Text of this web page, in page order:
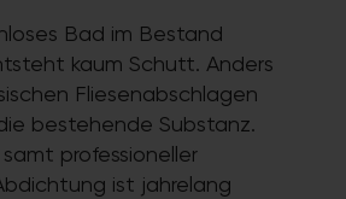
Bad im Bestand
kaum Schutt. Anders
Fliesenabschlagen
bestehende Substanz.
professioneller
ist jahrelang